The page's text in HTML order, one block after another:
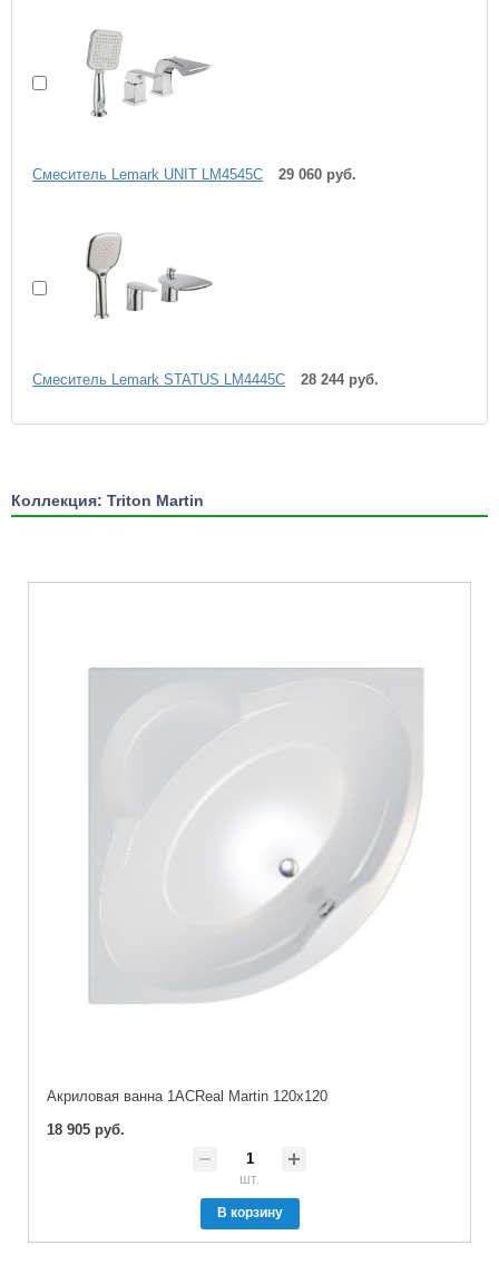
Cмеситель Lemark UNIT LM4545C 29 060 руб.
Cмеситель Lemark STATUS LM4445C 28 244 руб.
Коллекция: Triton Martin
Акриловая ванна 1ACReal Martin 120х120
18 905 руб.
шт.
В корзину